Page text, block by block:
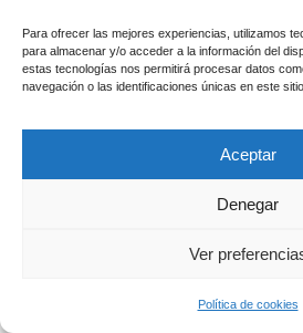
Para ofrecer las mejores experiencias, utilizamos
para almacenar y/o acceder a la información del
estas tecnologías nos permitirá procesar datos
navegación o las identificaciones únicas en este sitio.
Aceptar
Denegar
Ver
Política de cookies